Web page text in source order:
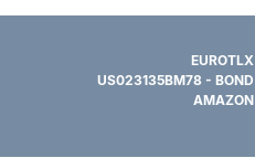
EUROTLX
US023135BM78 - BOND
AMAZON